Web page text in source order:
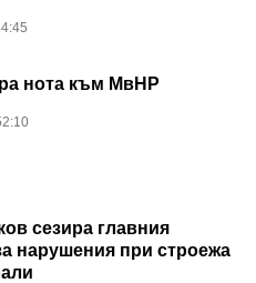
нота към МвНР
сезира главния
нарушения при строежа